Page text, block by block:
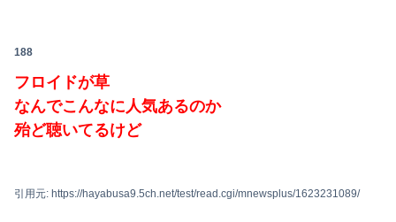
188
フロイドが草
なんでこんなに人気あるのか
殆ど聴いてるけど
引用元: https://hayabusa9.5ch.net/test/read.cgi/mnewsplus/1623231089/